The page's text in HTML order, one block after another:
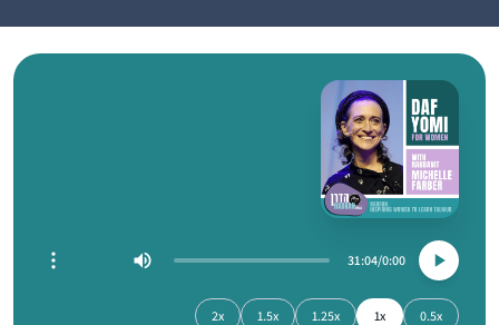
0:00
31:04
0.5x
1x
1.25x
1.5x
2x